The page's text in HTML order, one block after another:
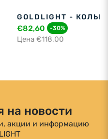
GOLDLIGHT -
€82,60 -30%
Цена €118,00
на новости
акции и информацию